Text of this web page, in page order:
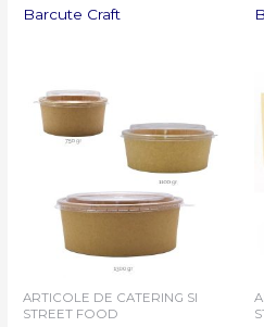
Barcute Craft
ARTICOLE DE CATERING SI
STREET FOOD